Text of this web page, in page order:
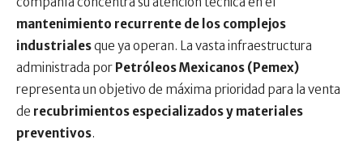
mantenimiento recurrente de los complejos
industrialesque ya operan. La vasta infraestructura
administrada por Petróleos Mexicanos (Pemex)
representa un objetivo de máxima prioridad para la venta
de recubrimientos especializados y materiales
preventivos.